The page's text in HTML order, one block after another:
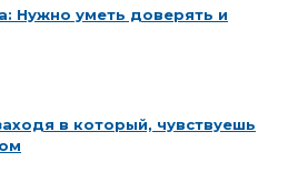
Нужно уметь доверять и
в который, чувствуешь